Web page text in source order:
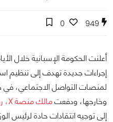
949
0
أعلنت الحكومة الإسبانية خلال
إجراءات جديدة تهدف إلى تنظيم
لمنصات التواصل الاجتماعي، في
وخارجها، ودفعتمالك منصة X، رجل الأعمال الأمريكي إيلون ماسك
إلى توجيه انتقادات حادة لرئيس